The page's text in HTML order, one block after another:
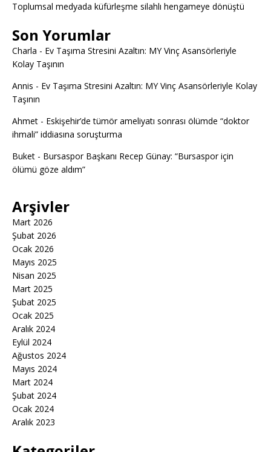
Toplumsal medyada küfürleşme silahlı hengameye dönüştü
Son Yorumlar
Charla - Ev Taşıma Stresini Azaltın: MY Vinç Asansörleriyle
Kolay Taşının
Annis - Ev Taşıma Stresini Azaltın: MY Vinç Asansörleriyle Kolay
Taşının
Ahmet - Eskişehir’de tümör ameliyatı sonrası ölümde “doktor
ihmali” iddiasına soruşturma
Buket - Bursaspor Başkanı Recep Günay: “Bursaspor için
ölümü göze aldım”
Arşivler
Mart 2026
Şubat 2026
Ocak 2026
Mayıs 2025
Nisan 2025
Mart 2025
Şubat 2025
Ocak 2025
Aralık 2024
Eylül 2024
Ağustos 2024
Mayıs 2024
Mart 2024
Şubat 2024
Ocak 2024
Aralık 2023